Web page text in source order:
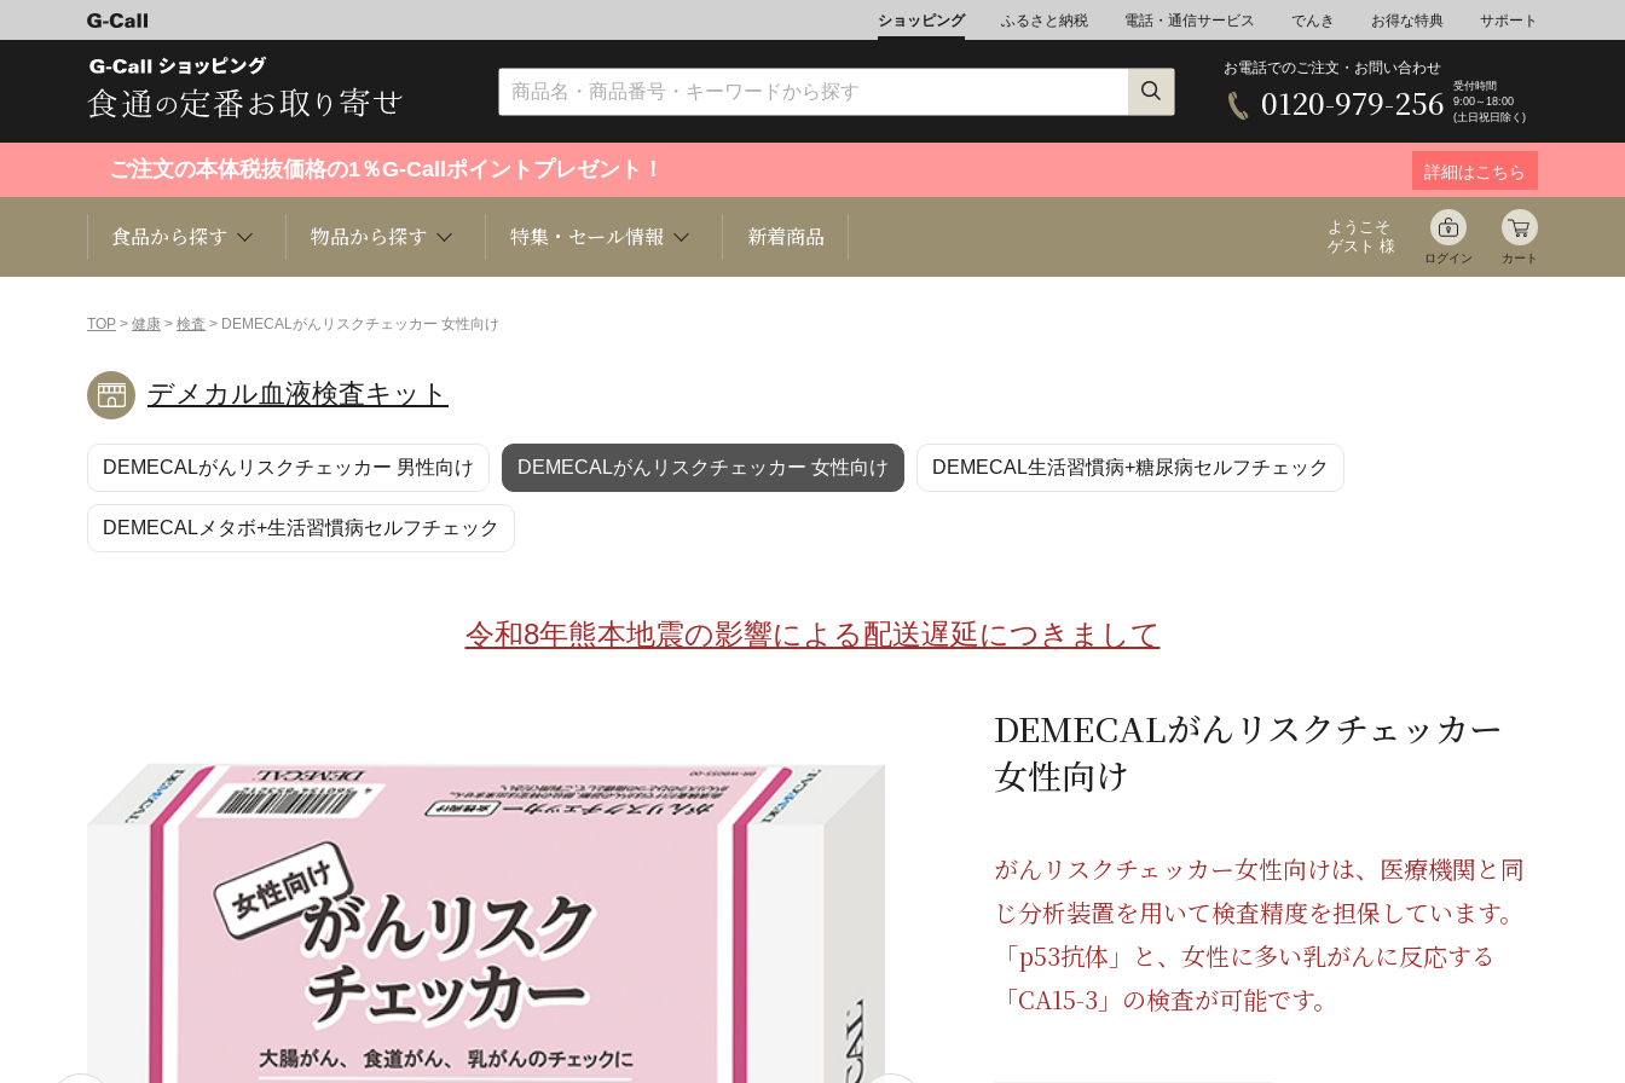
ショッピング ふるさと納税 電話・通信サービス でんき お得な特典 サポート
お電話でのご注文・お問い合わせ
0120-979-256
受付時間
9:00～18:00
(土日祝日除く)
ご注文の本体税抜価格の1％G-Callポイントプレゼント！ 詳細はこちら
食品から探す
くだもの
洋菓子 和菓子 総菜 麺類/つゆ ミネラルウォーター
お酒 珈琲/茶/ドリンク
旬の食材 ギフト 豊洲お取り寄せ
物品から探す
趣味・雑貨
キッチン用品 ファッション 定期購読雑誌 書籍 音楽
家電 キッズベビー
ペット関連
特集・セール情報 新着商品
ようこそ
ゲスト 様
ログイン カート
TOP > 健康 > 検査 > DEMECALがんリスクチェッカー 女性向け
デメカル血液検査キット
DEMECALがんリスクチェッカー 男性向け DEMECALがんリスクチェッカー 女性向け DEMECAL生活習慣病+糖尿病セルフチェック
DEMECALメタボ+生活習慣病セルフチェック
令和8年熊本地震の影響による配送遅延につきまして
DEMECALがんリスクチェッカー
女性向け
がんリスクチェッカー女性向けは、医療機関と同
じ分析装置を用いて検査精度を担保しています。
「p53抗体」と、女性に多い乳がんに反応する
「CA15-3」の検査が可能です。